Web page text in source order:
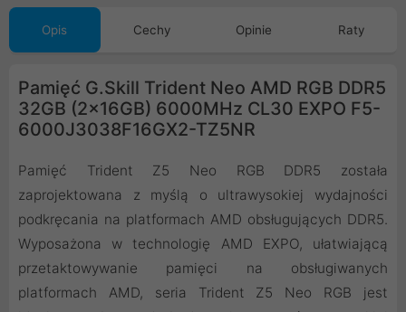
Opis Cechy Opinie Raty
Pamięć G.Skill Trident Neo AMD RGB DDR5
32GB (2x16GB) 6000MHz CL30 EXPO F5-
6000J3038F16GX2-TZ5NR
Pamięć Trident Z5 Neo RGB DDR5 została
zaprojektowana z myślą o ultrawysokiej wydajności
podkręcania na platformach AMD obsługujących DDR5.
Wyposażona w technologię AMD EXPO, ułatwiającą
przetaktowywanie pamięci na obsługiwanych
platformach AMD, seria Trident Z5 Neo RGB jest